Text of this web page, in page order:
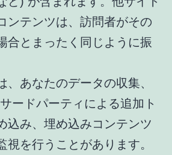
ンテンツは、訪問者がその
合とまったく同じように振
、あなたのデータの収集、
ードパーティによる追加ト
込み、埋め込みコンテンツ
視を行うことがあります。